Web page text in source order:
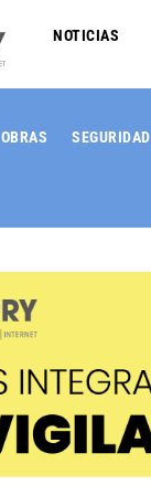
NOTICIAS
OBRAS SEGURIDAD